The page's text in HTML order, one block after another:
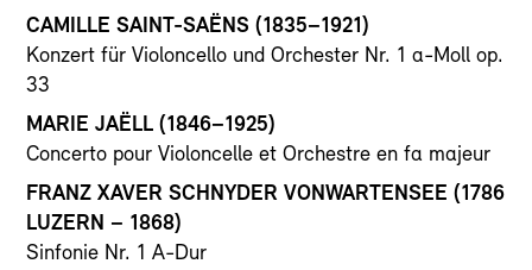
CAMILLE SAINT-SAËNS (1835–1921)
Konzert für Violoncello und Orchester Nr. 1 a-Moll op.
33
MARIE JAËLL (1846–1925)
Concerto pour Violoncelle et Orchestre en fa majeur
FRANZ XAVER SCHNYDER VONWARTENSEE (1786
LUZERN – 1868)
Sinfonie Nr. 1 A-Dur